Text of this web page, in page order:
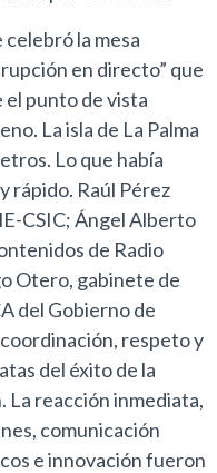
la mesa
en directo” que
el punto de vista
La isla de La Palma
Lo que había
rápido. Raúl Pérez
CSIC; Ángel Alberto
de Radio
Otero, gabinete de
del Gobierno de
respeto y
del éxito de la
La reacción inmediata,
comunicación
e innovación fueron